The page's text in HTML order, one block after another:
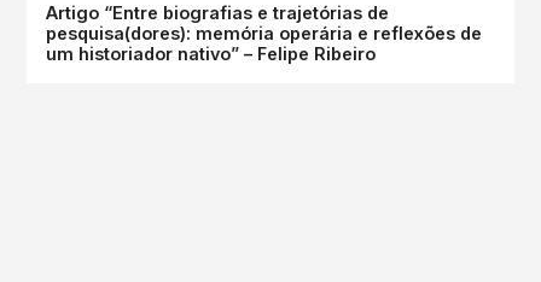
Artigo “Entre biografias e trajetórias de
pesquisa(dores): memória operária e reflexões de
um historiador nativo” – Felipe Ribeiro